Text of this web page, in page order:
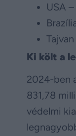
USA
Ki költ a
2024-ben
831,78
védelmi